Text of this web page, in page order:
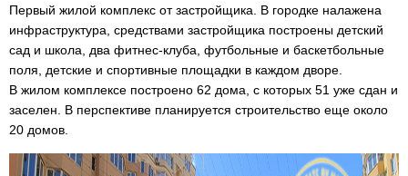
Первый жилой комплекс от застройщика. В городке налажена
инфраструктура, средствами застройщика построены детский
сад и школа, два фитнес-клуба, футбольные и баскетбольные
поля, детские и спортивные площадки в каждом дворе.
В жилом комплексе построено 62 дома, с которых 51 уже сдан и
заселен. В перспективе планируется строительство еще около
20 домов.